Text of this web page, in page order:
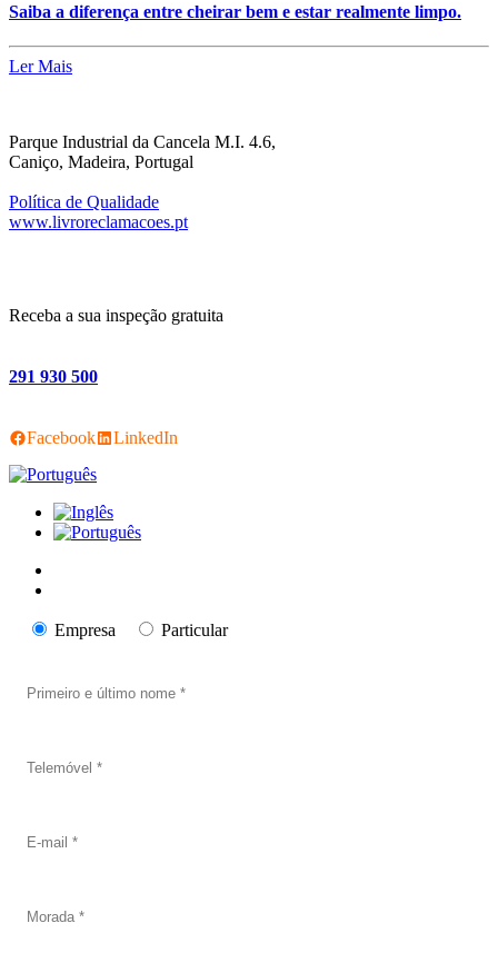
Saiba a diferença entre cheirar bem e estar realmente limpo.
Ler Mais
Parque Industrial da Cancela M.I. 4.6,
Caniço, Madeira, Portugal
Política de Qualidade
www.livroreclamacoes.pt
Receba a sua inspeção gratuita
291 930 500
Facebook LinkedIn
Empresa Particular